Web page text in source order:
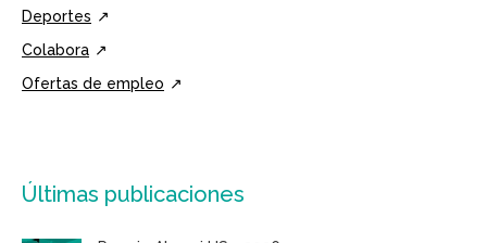
Deportes
Colabora
Ofertas de empleo
Últimas publicaciones